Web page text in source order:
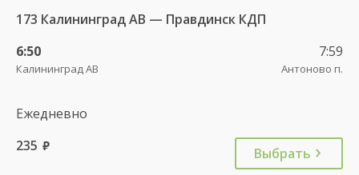
173 Калининград АВ — Правдинск КДП
6:50
Калининград АВ
7:59
Антоново п.
Ежедневно
235 руб. Выбрать